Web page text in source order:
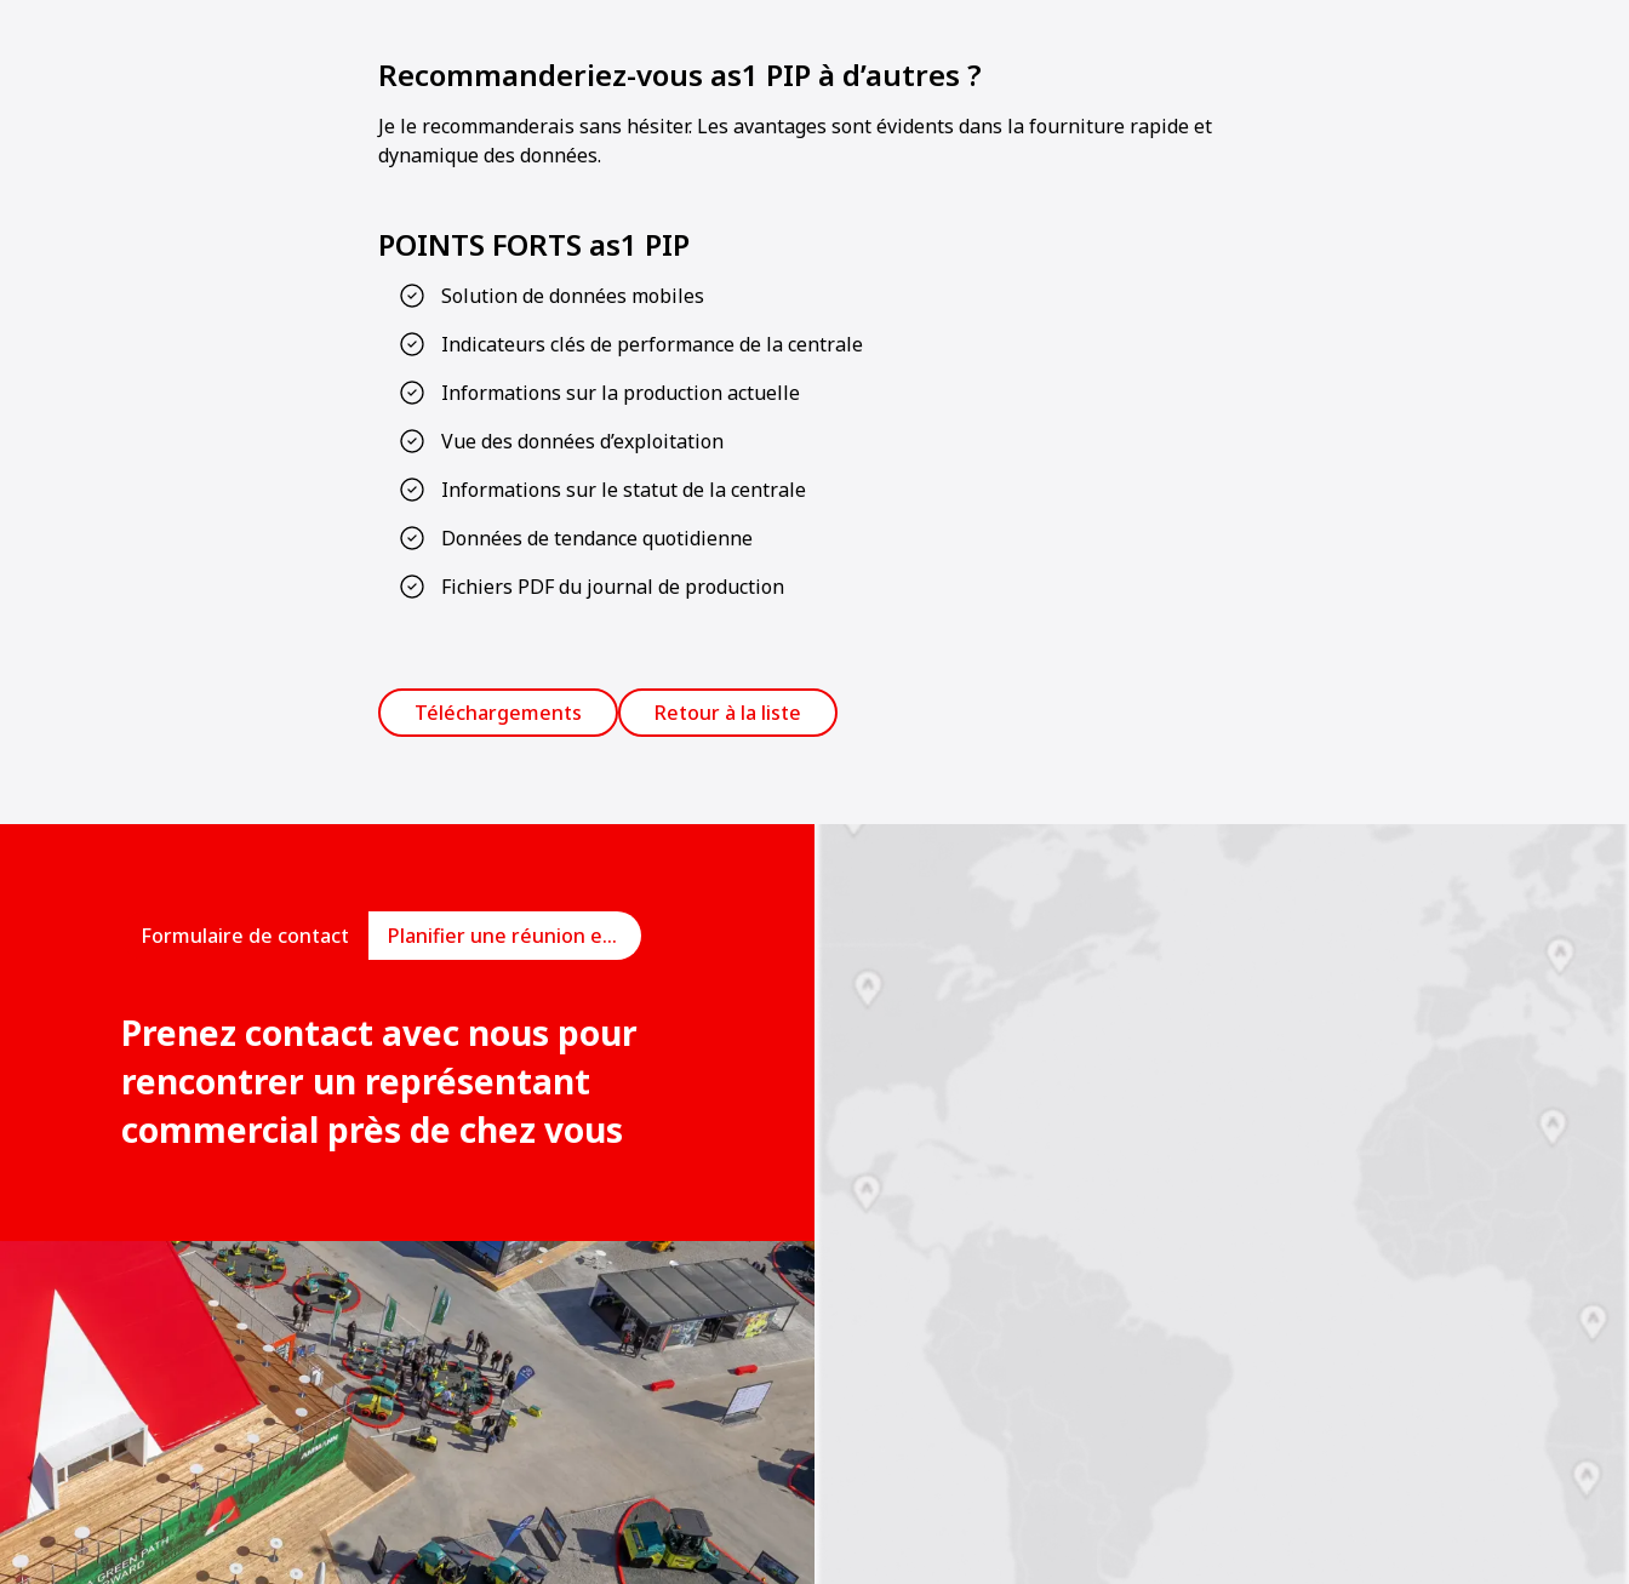
Recommanderiez-vous as1 PIP à d’autres ?
Je le recommanderais sans hésiter. Les avantages sont évidents dans la fourniture rapide et
dynamique des données.
POINTS FORTS as1 PIP
Solution de données mobiles
Indicateurs clés de performance de la centrale
Informations sur la production actuelle
Vue des données d’exploitation
Informations sur le statut de la centrale
Données de tendance quotidienne
Fichiers PDF du journal de production
Téléchargements Retour à la liste
Formulaire de contact Planifier une réunion en ligne
Prenez contact avec nous pour
rencontrer un représentant
commercial près de chez vous